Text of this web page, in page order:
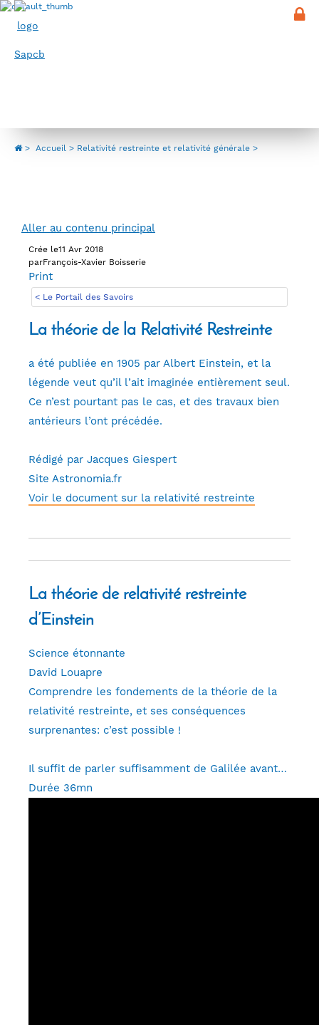
Relativité restreinte et relativité
> Accueil Relativité restreinte et relativité générale
Aller au contenu principal
Crée le11 Avr 2018
parFrançois-Xavier Boisserie
Print
< Le Portail des Savoirs
La théorie de la Relativité Restreinte
a été publiée en 1905 par Albert Einstein, et la
légende veut qu’il l’ait imaginée entièrement seul.
Ce n’est pourtant pas le cas, et des travaux bien
antérieurs l’ont précédée.
Rédigé par Jacques Giespert
Site Astronomia.fr
Voir le document sur la relativité restreinte
La théorie de relativité restreinte
d’Einstein
Science étonnante
David Louapre
Comprendre les fondements de la théorie de la
relativité restreinte, et ses conséquences
surprenantes: c’est possible !
Il suffit de parler suffisamment de Galilée avant…
Durée 36mn
Panneau de gestion des cookies